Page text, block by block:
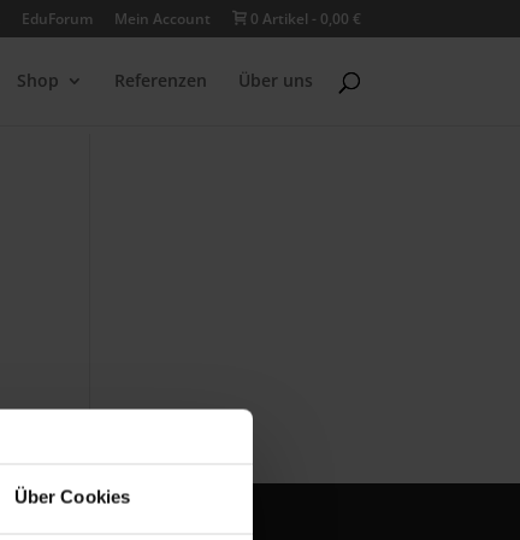
Über Cookies
EduForum Mein Account 0 Artikel 0,00 €
Shop Referenzen Über uns